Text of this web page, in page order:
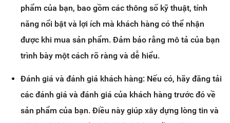
phẩm của bạn, bao gồm các thông số kỹ thuật, tính
năng nổi bật và lợi ích mà khách hàng có thể nhận
được khi mua sản phẩm. Đảm bảo rằng mô tả của bạn
trình bày một cách rõ ràng và dễ hiểu.
Đánh giá và đánh giá khách hàng: Nếu có, hãy đăng tải
các đánh giá và đánh giá của khách hàng trước đó về
sản phẩm của bạn. Điều này giúp xây dựng lòng tin và